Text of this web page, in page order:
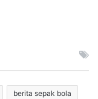
berita sepak bola